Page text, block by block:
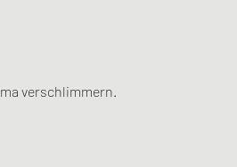
verschlimmern.